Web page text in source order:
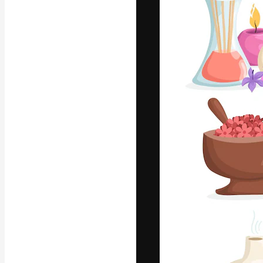
La
migliori lavori.
creativi,
Italiano
Copyright © 2010-